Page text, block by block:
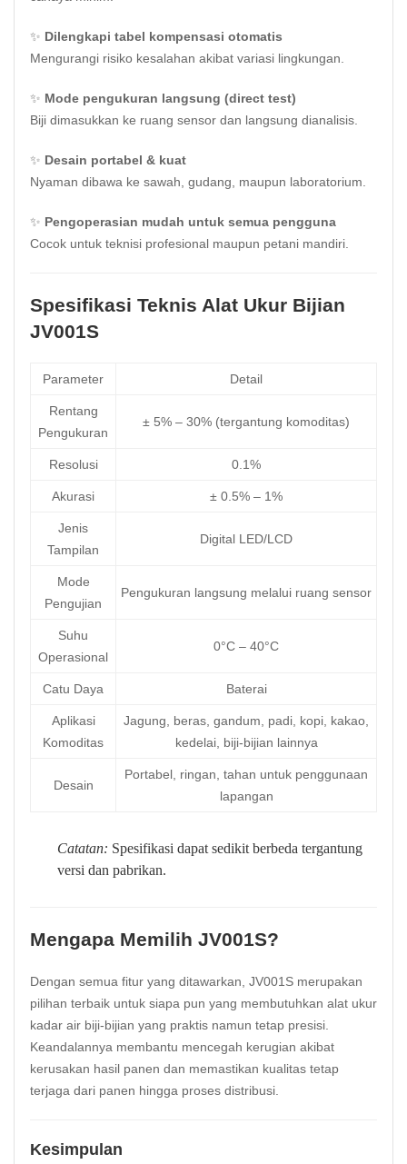
✨ Dilengkapi tabel kompensasi otomatis
Mengurangi risiko kesalahan akibat variasi lingkungan.
✨ Mode pengukuran langsung (direct test)
Biji dimasukkan ke ruang sensor dan langsung dianalisis.
✨ Desain portabel & kuat
Nyaman dibawa ke sawah, gudang, maupun laboratorium.
✨ Pengoperasian mudah untuk semua pengguna
Cocok untuk teknisi profesional maupun petani mandiri.
Spesifikasi Teknis Alat Ukur Bijian
JV001S
Parameter Detail
Rentang
Pengukuran
± 5% – 30% (tergantung komoditas)
Resolusi 0.1%
Akurasi ± 0.5% – 1%
Jenis
Tampilan
Digital LED/LCD
Mode
Pengujian
Pengukuran langsung melalui ruang sensor
Suhu
Operasional
0°C – 40°C
Catu Daya Baterai
Aplikasi
Komoditas
Jagung, beras, gandum, padi, kopi, kakao,
kedelai, biji-bijian lainnya
Desain
Portabel, ringan, tahan untuk penggunaan
lapangan
Catatan: Spesifikasi dapat sedikit berbeda tergantung
versi dan pabrikan.
Mengapa Memilih JV001S?
Dengan semua fitur yang ditawarkan, JV001S merupakan
pilihan terbaik untuk siapa pun yang membutuhkan alat ukur
kadar air biji-bijian yang praktis namun tetap presisi.
Keandalannya membantu mencegah kerugian akibat
kerusakan hasil panen dan memastikan kualitas tetap
terjaga dari panen hingga proses distribusi.
Kesimpulan